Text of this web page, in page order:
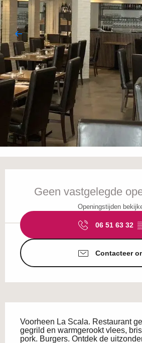
Geen vastgelegde
Openingstijden
06 51 63 32
Contacteer
Voorheen La Scala. Restaurant
gegrild en warmgerookt vlees,
pork. Burgers. Ontdek de